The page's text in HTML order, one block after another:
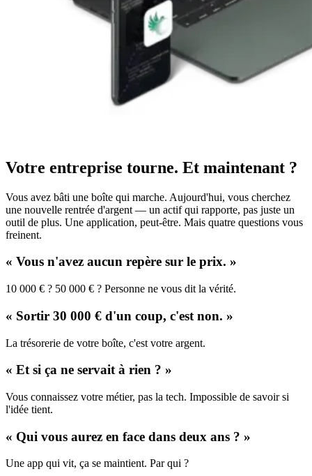
Votre entreprise tourne. Et maintenant ?
Vous avez bâti une boîte qui marche. Aujourd'hui, vous cherchez
une nouvelle rentrée d'argent — un actif qui rapporte, pas juste un
outil de plus. Une application, peut-être. Mais quatre questions vous
freinent.
« Vous n'avez aucun repère sur le prix. »
10 000 € ? 50 000 € ? Personne ne vous dit la vérité.
« Sortir 30 000 € d'un coup, c'est non. »
La trésorerie de votre boîte, c'est votre argent.
« Et si ça ne servait à rien ? »
Vous connaissez votre métier, pas la tech. Impossible de savoir si
l'idée tient.
« Qui vous aurez en face dans deux ans ? »
Une app qui vit, ça se maintient. Par qui ?